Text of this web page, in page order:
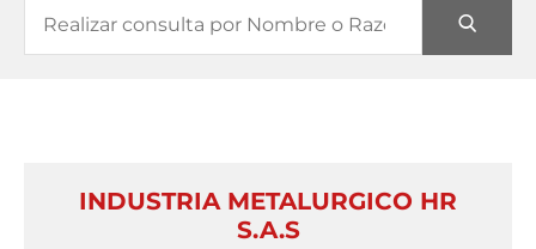
INDUSTRIA METALURGICO HR
S.A.S